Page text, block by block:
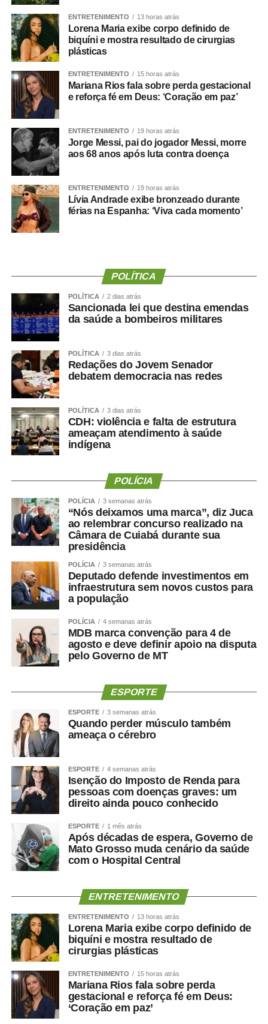
O que a ciência mostra :
Um grande estudo publicado na revista
Nutrition
avaliou dados de centenas de milhares de
pessoas e analisou a relação entre composição corporal,
força muscular e desenvolvimento de demência.
Os resultados mostraram que tanto a sarcopenia isolada
quanto a obesidade sarcopênica estavam associadas a
um risco maior de declínio cognitivo. Um dos achados
mais relevantes foi a importância da
manual, medida por dinamometria.
Quanto menor a força e quanto maior sua redução ao
longo dos anos ,maior foi o risco observado.
a saúde:Não basta saber quanto peso uma pessoa
força ela conseguiu preservar.
Emagrecer , nem sempre
significa melhorar a saúde ?
Uma perda de peso mal conduzida pode incluir perda
significativa de massa muscular, principalmente em
pessoas mais velhas, sedentárias, submetidas a dietas
muito restritivas ou a tratamentos sem acompanhamento
Mesmo com o avanço dos medicamentos para
obesidade, o objetivo não deve ser apenas reduzir o
número na balança. O tratamento precisa preservar
músculo, reduzir gordura visceral, melhorar o
O paciente não deve apenas ficar mais leve. Deve
ficarmais saudável, mais forte e funcionalmente mais
capaz.
Por que o músculo influencia
a saúde cerebral?
A relação entre músculo e cérebro é complexa, mas
alguns mecanismos ajudam a explicá-la.
A perda muscular pode piorar a resistência à insulina,
reduzir o gasto energético, aumentar o sedentarismo e
favorecer inflamação crônica. Ao mesmo tempo, fatores
como hipertensão, diabetes, apneia do sono e colesterol
elevado afetam os vasos sanguíneos que irrigam tanto o
coração quanto o cérebro.
Por isso, preservar músculo é muito mais do que uma
questão estética. É uma estratégia de proteção
metabólica, cardiovascular, funcional e possivelmente
Como enfrentar
cientificamente esse problema
?
O primeiro passo é avaliar mais do que o peso.
ENTRETENIMENTO 13 horas atrás
Lorena Maria exibe corpo definido de
biquíni e mostra resultado de cirurgias
plásticas
ENTRETENIMENTO 15 horas atrás
Mariana Rios fala sobre perda gestacional
e reforça fé em Deus: ‘Coração em paz’
ENTRETENIMENTO 19 horas atrás
Jorge Messi, pai do jogador Messi, morre
aos 68 anos após luta contra doença
ENTRETENIMENTO 19 horas atrás
Lívia Andrade exibe bronzeado durante
férias na Espanha: ‘Viva cada momento’
POLÍTICA
POLÍTICA 2 dias atrás
Sancionada lei que destina emendas
da saúde a bombeiros militares
POLÍTICA 3 dias atrás
Redações do Jovem Senador
debatem democracia nas redes
POLÍTICA 3 dias atrás
CDH: violência e falta de estrutura
ameaçam atendimento à saúde
indígena
POLÍCIA
POLÍCIA 3 semanas atrás
“Nós deixamos uma marca”, diz Juca
ao relembrar concurso realizado na
Câmara de Cuiabá durante sua
presidência
POLÍCIA 3 semanas atrás
Deputado defende investimentos em
infraestrutura sem novos custos para
a população
POLÍCIA 4 semanas atrás
MDB marca convenção para 4 de
agosto e deve definir apoio na disputa
pelo Governo de MT
ESPORTE
ESPORTE 3 semanas atrás
Quando perder músculo também
ameaça o cérebro
ESPORTE 4 semanas atrás
Isenção do Imposto de Renda para
pessoas com doenças graves: um
direito ainda pouco conhecido
ESPORTE 1 mês atrás
Após décadas de espera, Governo de
Mato Grosso muda cenário da saúde
com o Hospital Central
ENTRETENIMENTO
ENTRETENIMENTO 13 horas atrás
Lorena Maria exibe corpo definido de
biquíni e mostra resultado de
cirurgias plásticas
ENTRETENIMENTO 15 horas atrás
Mariana Rios fala sobre perda
gestacional e reforça fé em Deus:
‘Coração em paz’